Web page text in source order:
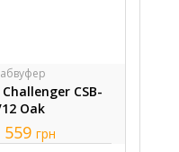
CSB-
Oak
559грн